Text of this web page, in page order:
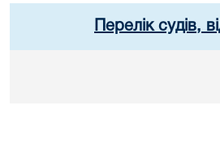
Перелік судів,